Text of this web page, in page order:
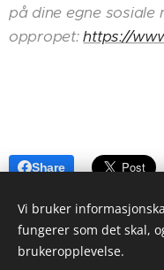
på dine egne sosiale
oppropet:https://
Share
Vi bruker
fungerer som det skal,
brukeropplevelse.